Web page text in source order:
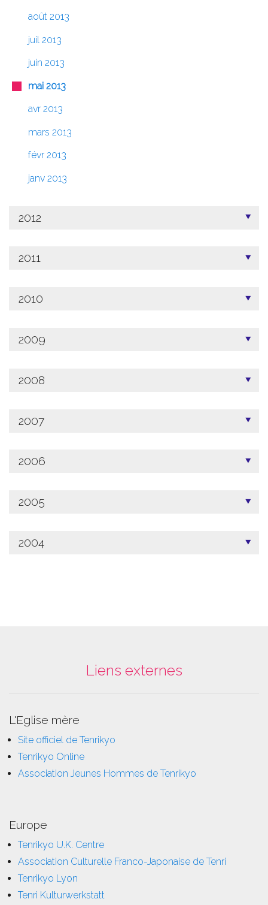
août 2013
juil 2013
juin 2013
mai 2013
avr 2013
mars 2013
févr 2013
janv 2013
2012
2011
2010
2009
2008
2007
2006
2005
2004
Liens externes
L'Eglise mère
Site officiel de Tenrikyo
Tenrikyo Online
Association Jeunes Hommes de Tenrikyo
Europe
Tenrikyo U.K. Centre
Association Culturelle Franco-Japonaise de Tenri
Tenrikyo Lyon
Tenri Kulturwerkstatt